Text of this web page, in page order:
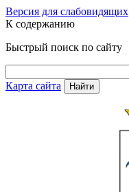
Версия для слабовидящих
К содержанию
Быстрый поиск по сайту
Карта сайта Найти